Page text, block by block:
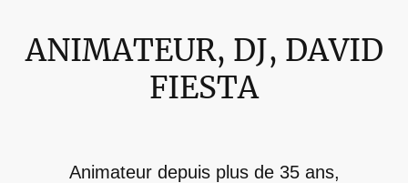
ANIMATEUR, DJ, DAVID
FIESTA
Animateur depuis plus de 35 ans,